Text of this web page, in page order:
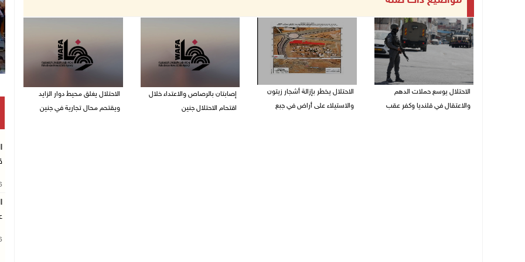
الاحتلال يوسع حملات الدهم
والاعتقال في قلنديا وكفر عقب
الاحتلال يخطر بإزالة أشجار زيتون
والاستيلاء على أراض في جبع
إصابتان بالرصاص والاعتداء خلال
اقتحام الاحتلال جنين
الاحتلال يغلق محيط دوار الزايد
ويقتحم محال تجارية في جنين